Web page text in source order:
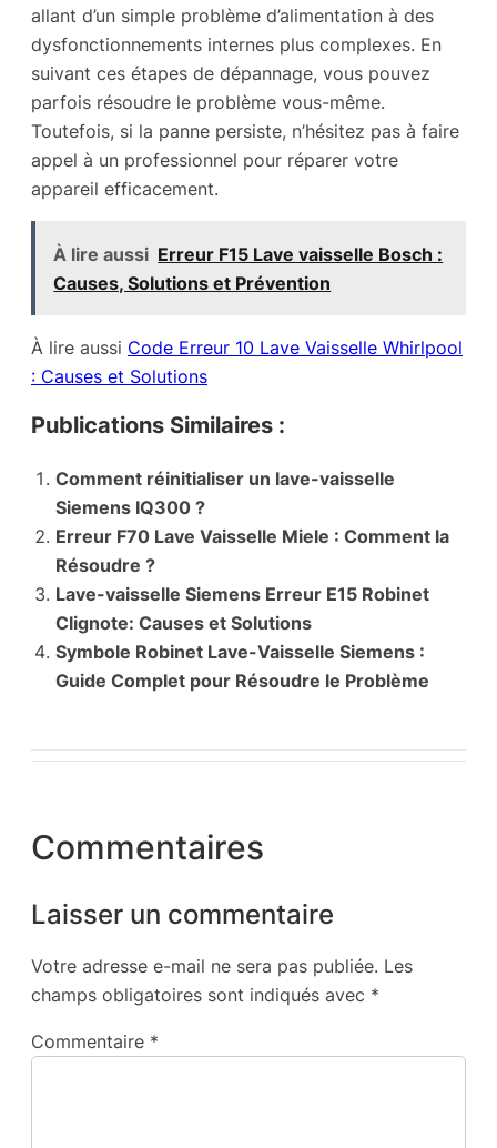
allant d’un simple problème d’alimentation à des
dysfonctionnements internes plus complexes. En
suivant ces étapes de dépannage, vous pouvez
parfois résoudre le problème vous-même.
Toutefois, si la panne persiste, n’hésitez pas à faire
appel à un professionnel pour réparer votre
appareil efficacement.
À lire aussi Erreur F15 Lave vaisselle Bosch :
Causes, Solutions et Prévention
À lire aussi Code Erreur 10 Lave Vaisselle Whirlpool
: Causes et Solutions
Publications Similaires :
Comment réinitialiser un lave-vaisselle
Siemens IQ300 ?
Erreur F70 Lave Vaisselle Miele : Comment la
Résoudre ?
Lave-vaisselle Siemens Erreur E15 Robinet
Clignote: Causes et Solutions
Symbole Robinet Lave-Vaisselle Siemens :
Guide Complet pour Résoudre le Problème
Commentaires
Laisser un commentaire
Votre adresse e-mail ne sera pas publiée. Les
champs obligatoires sont indiqués avec *
Commentaire *